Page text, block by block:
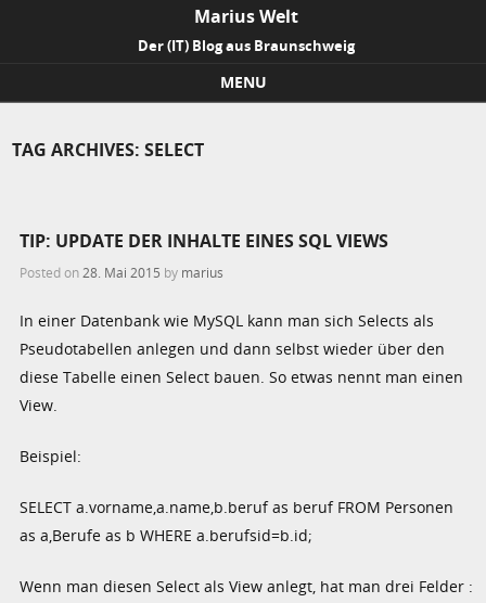
Marius Welt
Der (IT) Blog aus Braunschweig
MENU
TAG ARCHIVES:SELECT
TIP: UPDATE DER INHALTE EINES SQL VIEWS
Posted on 28. Mai 2015 by marius
In einer Datenbank wie MySQL kann man sich Selects als
Pseudotabellen anlegen und dann selbst wieder über den
diese Tabelle einen Select bauen. So etwas nennt man einen
View.
Beispiel:
SELECT a.vorname,a.name,b.beruf as beruf FROM Personen
as a,Berufe as b WHERE a.berufsid=b.id;
Wenn man diesen Select als View anlegt, hat man drei Felder :